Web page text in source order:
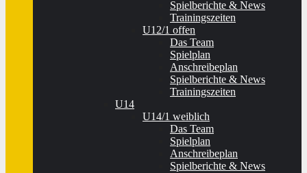
Spielberichte & News
Trainingszeiten
U12/1 offen
Das Team
Spielplan
Anschreibeplan
Spielberichte & News
Trainingszeiten
U14
U14/1 weiblich
Das Team
Spielplan
Anschreibeplan
Spielberichte & News